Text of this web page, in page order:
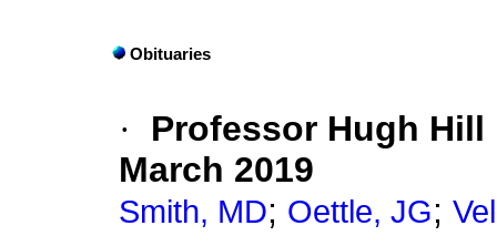
Obituaries
·
Professor Hugh Hill
March 2019
Smith, MD; Oettle, JG;